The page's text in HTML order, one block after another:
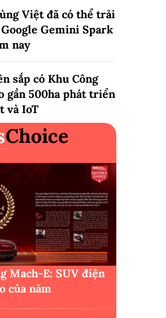
Việt đã có thể trải
Gemini Spark
nay
sắp có Khu Công
gần 500ha phát triển
và IoT
Choice
Mach-E: SUV điện
của năm